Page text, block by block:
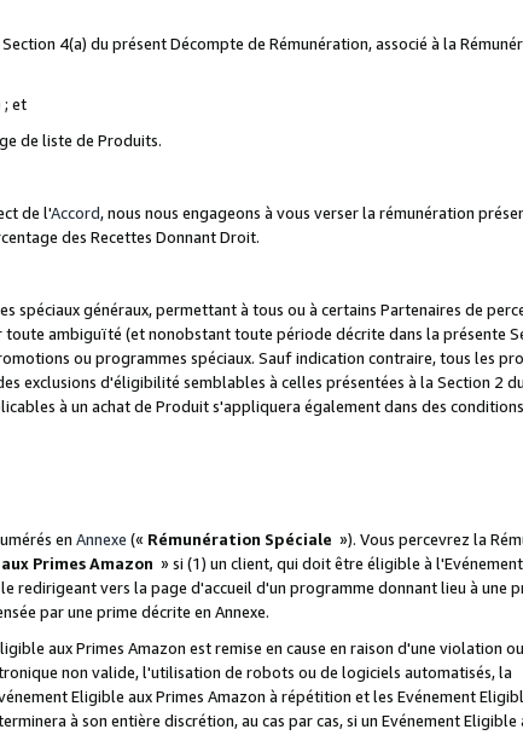
4(a) du présent Décompte de Rémunération, associé à la
; et
de liste de Produits.
de l'Accord, nous nous engageons à vous verser la rémunération
des Recettes Donnant Droit.
généraux, permettant à tous ou à certains Partenaires de
toute ambiguïté (et nonobstant toute période décrite dans la présente
ou programmes spéciaux. Sauf indication contraire, tous les
exclusions d'éligibilité semblables à celles présentées à la Section 2
à un achat de Produit s'appliquera également dans des
en Annexe (« Rémunération Spéciale »). Vous percevrez la
Primes Amazon » si (1) un client, qui doit être éligible à
redirigeant vers la page d'accueil d'un programme donnant lieu à une
par une prime décrite en Annexe.
aux Primes Amazon est remise en cause en raison d'une violation
non valide, l'utilisation de robots ou de logiciels automatisés, la
Eligible aux Primes Amazon à répétition et les Evénement
à son entière discrétion, au cas par cas, si un Evénement Eligible